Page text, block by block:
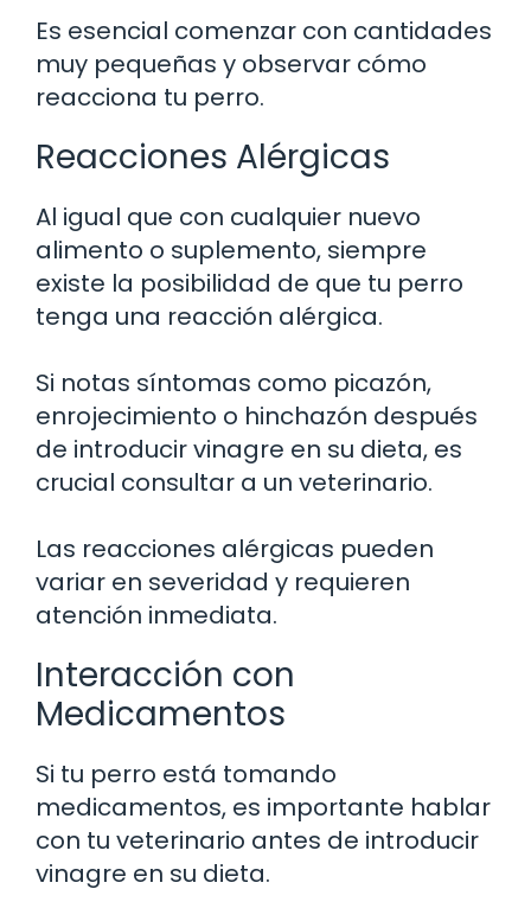
Es esencial comenzar con cantidades
muy pequeñas y observar cómo
reacciona tu perro.
Reacciones Alérgicas
Al igual que con cualquier nuevo
alimento o suplemento, siempre
existe la posibilidad de que tu perro
tenga una reacción alérgica.
Si notas síntomas como picazón,
enrojecimiento o hinchazón después
de introducir vinagre en su dieta, es
crucial consultar a un veterinario.
Las reacciones alérgicas pueden
variar en severidad y requieren
atención inmediata.
Interacción con
Medicamentos
Si tu perro está tomando
medicamentos, es importante hablar
con tu veterinario antes de introducir
vinagre en su dieta.